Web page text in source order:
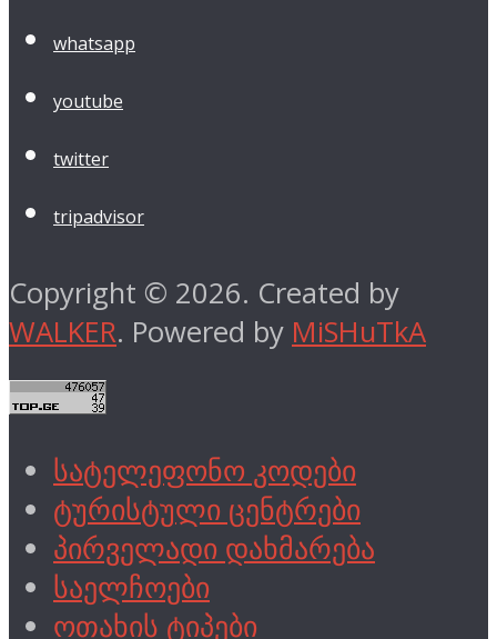
whatsapp
youtube
twitter
tripadvisor
Copyright © 2026. Created by
WALKER. Powered by MiSHuTkA
სატელეფონო კოდები
ტურისტული ცენტრები
პირველადი დახმარება
საელჩოები
ოთახის ტიპები